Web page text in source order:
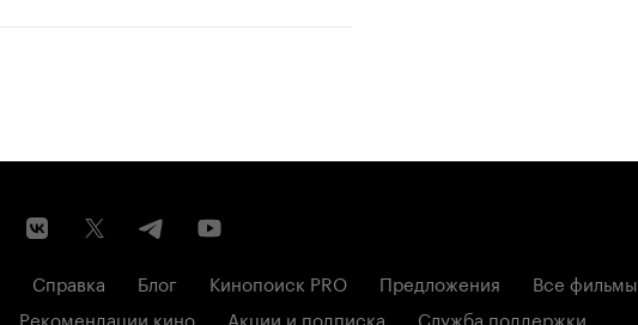
Справка Блог Кинопоиск PRO Предложения Все фильмы
Рекомендации кино Акции и подписка Служба поддержки